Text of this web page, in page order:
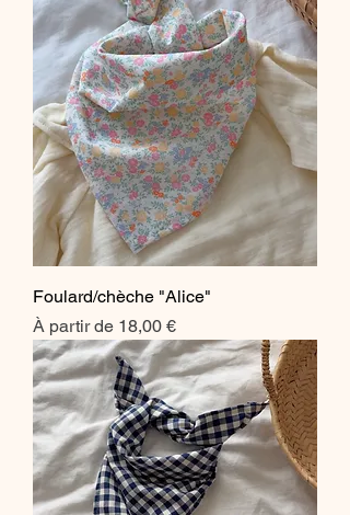
Foulard/chèche "Alice"
À partir de 18,00 €
Prix promotionnel